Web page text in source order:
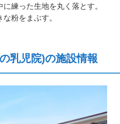
った生地を丸く落とす。
粉をまぶす。
乳児院)の施設情報